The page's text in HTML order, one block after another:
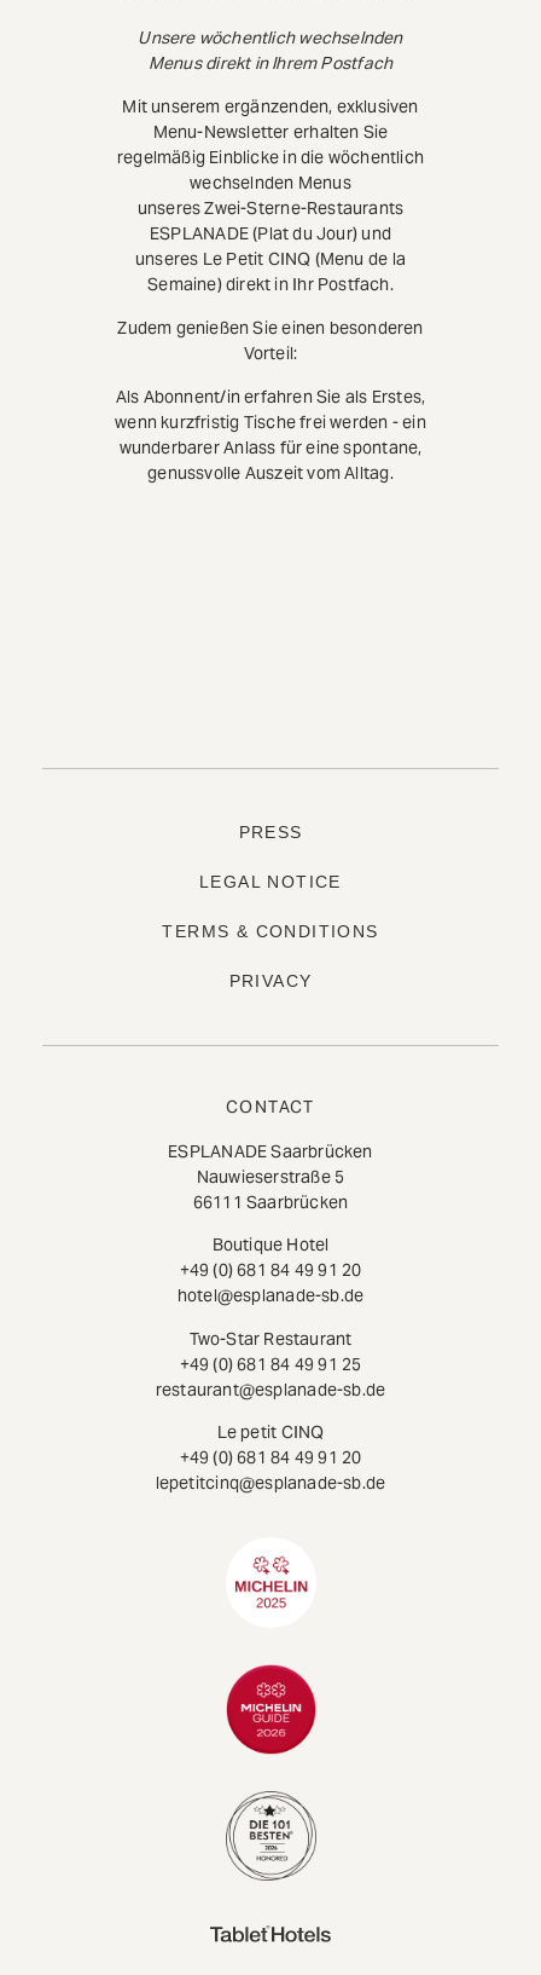
Unsere wöchentlich wechselnden
Menus direkt in Ihrem Postfach
Mit unserem ergänzenden, exklusiven
Menu-Newsletter erhalten Sie
regelmäßig Einblicke in die wöchentlich
wechselnden Menus
unseres Zwei-Sterne-Restaurants
ESPLANADE (Plat du Jour) und
unseres Le Petit CINQ (Menu de la
Semaine) direkt in Ihr Postfach.
Zudem genießen Sie einen besonderen
Vorteil:
Als Abonnent/in erfahren Sie als Erstes,
wenn kurzfristig Tische frei werden - ein
wunderbarer Anlass für eine spontane,
genussvolle Auszeit vom Alltag.
PRESS
LEGAL NOTICE
TERMS & CONDITIONS
PRIVACY
CONTACT
ESPLANADE Saarbrücken
Nauwieserstraße 5
66111 Saarbrücken
Boutique Hotel
+49 (0) 681 84 49 91 20
hotel@esplanade-sb.de
Two-Star Restaurant
+49 (0) 681 84 49 91 25
restaurant@esplanade-sb.de
Le petit CINQ
+49 (0) 681 84 49 91 20
lepetitcinq@esplanade-sb.de